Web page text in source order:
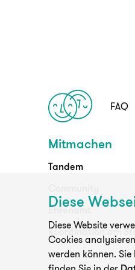
FAQ
Mitmachen
Tandem
Ehrenamt
Koordination am
Diese
Diese Website
Cookies
werden können.